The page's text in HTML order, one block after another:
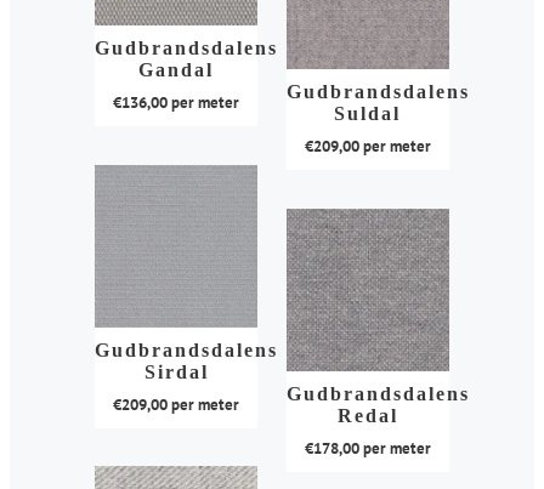
optie
kan
gekozen
worden
de
productpagina
variaties.
Deze
optie
kan
gekozen
worden
de
productpagina
Gudbrandsdalens
Gandal
€136,00per meter
product
heeft
meerdere
variaties.
Deze
optie
kan
gekozen
worden
de
Gudbrandsdalens
Suldal
€209,00per meter
product
heeft
meerdere
variaties.
Deze
optie
kan
gekozen
worden
Gudbrandsdalens
Sirdal
€209,00per meter
product
Gudbrandsdalens
Redal
€178,00per meter